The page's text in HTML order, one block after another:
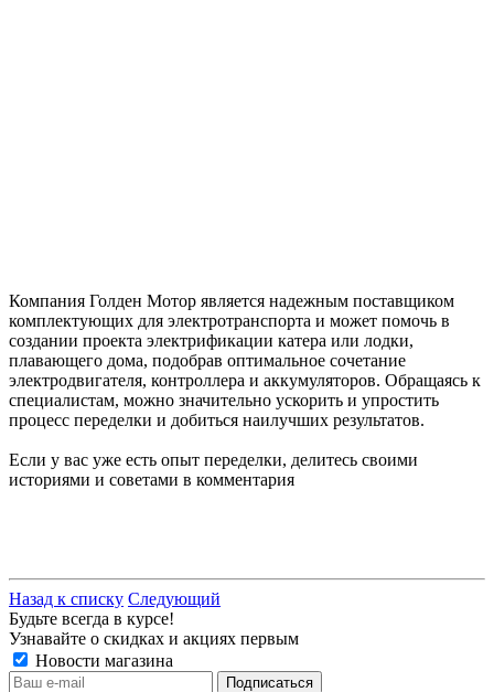
Компания Голден Мотор является надежным поставщиком
комплектующих для электротранспорта и может помочь в
создании проекта электрификации катера или лодки,
плавающего дома, подобрав оптимальное сочетание
электродвигателя, контроллера и аккумуляторов. Обращаясь к
специалистам, можно значительно ускорить и упростить
процесс переделки и добиться наилучших результатов.
Если у вас уже есть опыт переделки, делитесь своими
историями и советами в комментария
Назад к списку Следующий
Будьте всегда в курсе!
Узнавайте о скидках и акциях первым
Новости магазина